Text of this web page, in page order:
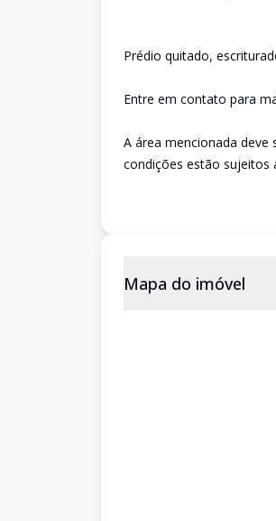
Prédio quitado,
Entre em contato para
A área mencionada deve
condições estão sujeitos
Mapa do imóvel